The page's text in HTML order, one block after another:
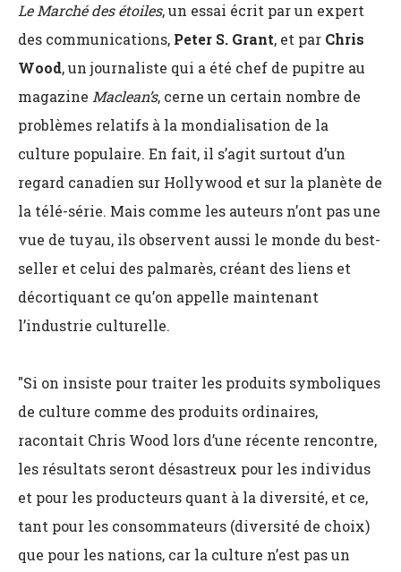
Le Marché des étoiles, un essai écrit par un expert
des communications, Peter S. Grant, et par Chris
Wood, un journaliste qui a été chef de pupitre au
magazine Maclean’s, cerne un certain nombre de
problèmes relatifs à la mondialisation de la
culture populaire. En fait, il s’agit surtout d’un
regard canadien sur Hollywood et sur la planète de
la télé-série. Mais comme les auteurs n’ont pas une
vue de tuyau, ils observent aussi le monde du best-
seller et celui des palmarès, créant des liens et
décortiquant ce qu’on appelle maintenant
l’industrie culturelle.
"Si on insiste pour traiter les produits symboliques
de culture comme des produits ordinaires,
racontait Chris Wood lors d’une récente rencontre,
les résultats seront désastreux pour les individus
et pour les producteurs quant à la diversité, et ce,
tant pour les consommateurs (diversité de choix)
que pour les nations, car la culture n’est pas un